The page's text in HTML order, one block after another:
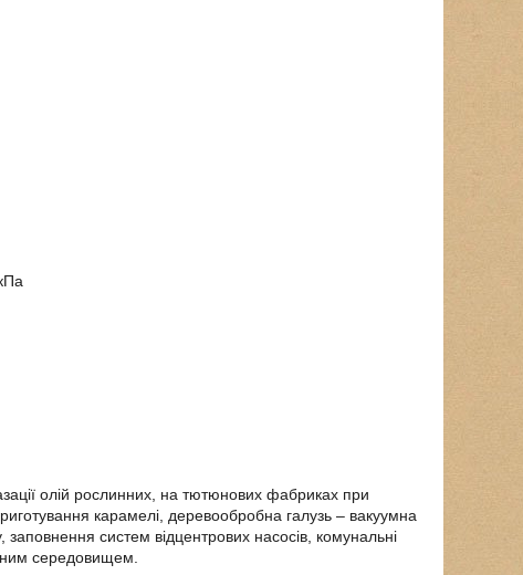
олій рослинних, на тютюнових фабриках при
карамелі, деревообробна галузь – вакуумна
систем відцентрових насосів, комунальні
середовищем.